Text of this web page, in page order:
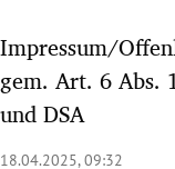
Impressum/
gem. Art. 6 Abs.
und DSA
18.04.2025, 09:32